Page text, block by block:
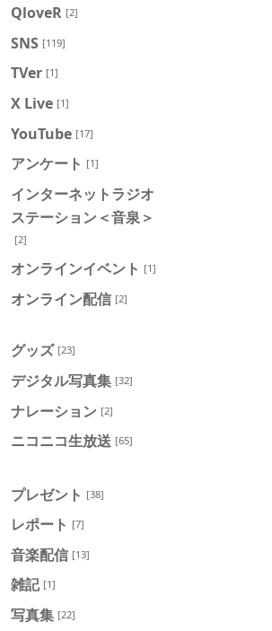
QloveR [2]
SNS [119]
TVer [1]
X Live [1]
YouTube [17]
アンケート [1]
インターネットラジオ
ステーション＜音泉＞
[2]
オンラインイベント [1]
オンライン配信 [2]
グッズ [23]
デジタル写真集 [32]
ナレーション [2]
ニコニコ生放送 [65]
プレゼント [38]
レポート [7]
音楽配信 [13]
雑記 [1]
写真集 [22]